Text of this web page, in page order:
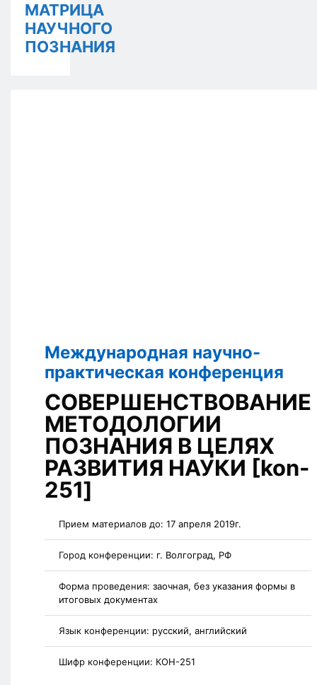
МАТРИЦА
НАУЧНОГО
ПОЗНАНИЯ
Международная научно-
практическая конференция
СОВЕРШЕНСТВОВАНИЕ
МЕТОДОЛОГИИ
ПОЗНАНИЯ В ЦЕЛЯХ
РАЗВИТИЯ НАУКИ [kon-
251]
Прием материалов до: 17 апреля 2019г.
Город конференции: г. Волгоград, РФ
Форма проведения: заочная, без указания формы в
итоговых документах
Язык конференции: русский, английский
Шифр конференции: КОН-251